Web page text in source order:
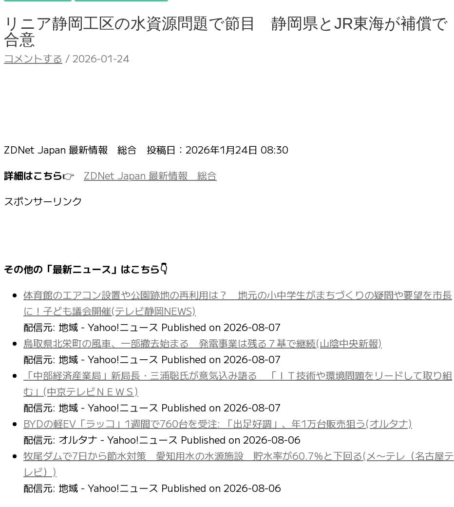
リニア静岡工区の水資源問題で節目 静岡県とJR東海が補償で
合意
コメントする / 2026-01-24
ZDNet Japan 最新情報 総合 投稿日： 2026年1月24日 08:30
詳細はこちら👉 ZDNet Japan 最新情報 総合
スポンサーリンク
その他の「最新ニュース」はこちら👇
体育館のエアコン設置や公園跡地の再利用は？ 地元の小中学生がまちづくりの疑問や要望を市長
に！子ども議会開催(テレビ静岡NEWS)
配信元: 地域 - Yahoo!ニュース Published on 2026-08-07
鳥取県北栄町の風車、一部撤去始まる 発電事業は残る７基で継続(山陰中央新報)
配信元: 地域 - Yahoo!ニュース Published on 2026-08-07
「中部経済産業局」新局長・三浦聡氏が意気込み語る 「ＩＴ技術や環境問題をリードして取り組
む」(中京テレビＮＥＷＳ)
配信元: 地域 - Yahoo!ニュース Published on 2026-08-07
BYDの軽EV「ラッコ」1週間で760台を受注: 「出足好調」、年1万台販売狙う(オルタナ)
配信元: オルタナ - Yahoo!ニュース Published on 2026-08-06
牧尾ダムで7日から節水対策 愛知用水の水源施設 貯水率が60.7％と下回る(メ〜テレ（名古屋テ
レビ）)
配信元: 地域 - Yahoo!ニュース Published on 2026-08-06